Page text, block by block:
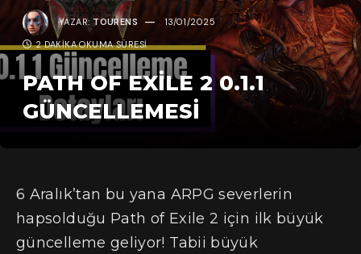
YAZAR: TOURENS 13/01/2025
2 DAKIKA OKUMA SÜRESI
PATH OF EXILE 2 0.1.1
GÜNCELLEMESI
6 Aralık’tan bu yana ARPG severlerin
hapsolduğu Path of Exile 2 için ilk büyük
güncelleme geliyor! Tabii büyük